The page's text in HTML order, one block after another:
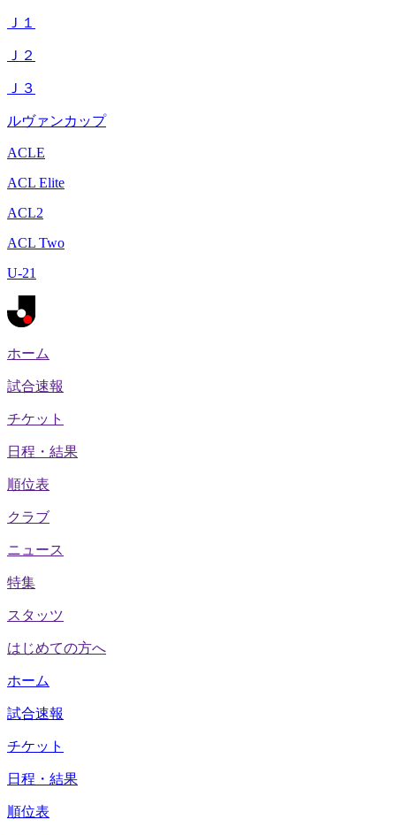
Ｊ１
Ｊ２
Ｊ３
ルヴァンカップ
ACLE
ACL Elite
ACL2
ACL Two
U-21
ホーム
試合速報
チケット
日程・結果
順位表
クラブ
ニュース
特集
スタッツ
はじめての方へ
ホーム
試合速報
チケット
日程・結果
順位表